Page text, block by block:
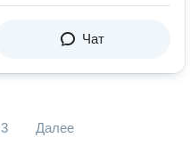
Чат
3 Далее